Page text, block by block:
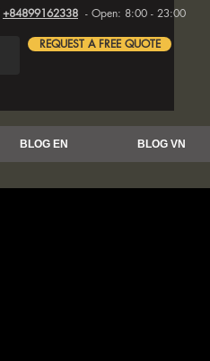
+84899162338 - Open: 8:00 - 23:00
REQUEST A FREE QUOTE
BLOG EN BLOG VN